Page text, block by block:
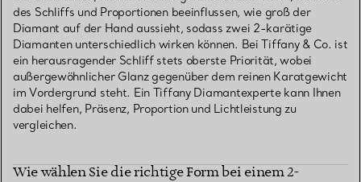
des Schliffs und Proportionen beeinflussen, wie groß der
Diamant auf der Hand aussieht, sodass zwei 2-karätige
Diamanten unterschiedlich wirken können. Bei Tiffany & Co. ist
ein herausragender Schliff stets oberste Priorität, wobei
außergewöhnlicher Glanz gegenüber dem reinen Karatgewicht
im Vordergrund steht. Ein Tiffany Diamantexperte kann Ihnen
dabei helfen, Präsenz, Proportion und Lichtleistung zu
vergleichen.
Wie wählen Sie die richtige Form bei einem 2-